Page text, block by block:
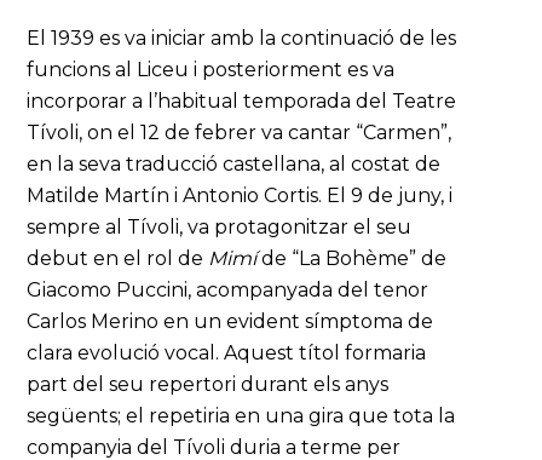
El 1939 es va iniciar amb la continuació de les
funcions al Liceu i posteriorment es va
incorporar a l’habitual temporada del Teatre
Tívoli, on el 12 de febrer va cantar “Carmen”,
en la seva traducció castellana, al costat de
Matilde Martín i Antonio Cortis. El 9 de juny, i
sempre al Tívoli, va protagonitzar el seu
debut en el rol de Mimíde “La Bohème” de
Giacomo Puccini, acompanyada del tenor
Carlos Merino en un evident símptoma de
clara evolució vocal. Aquest títol formaria
part del seu repertori durant els anys
següents; el repetiria en una gira que tota la
companyia del Tívoli duria a terme per